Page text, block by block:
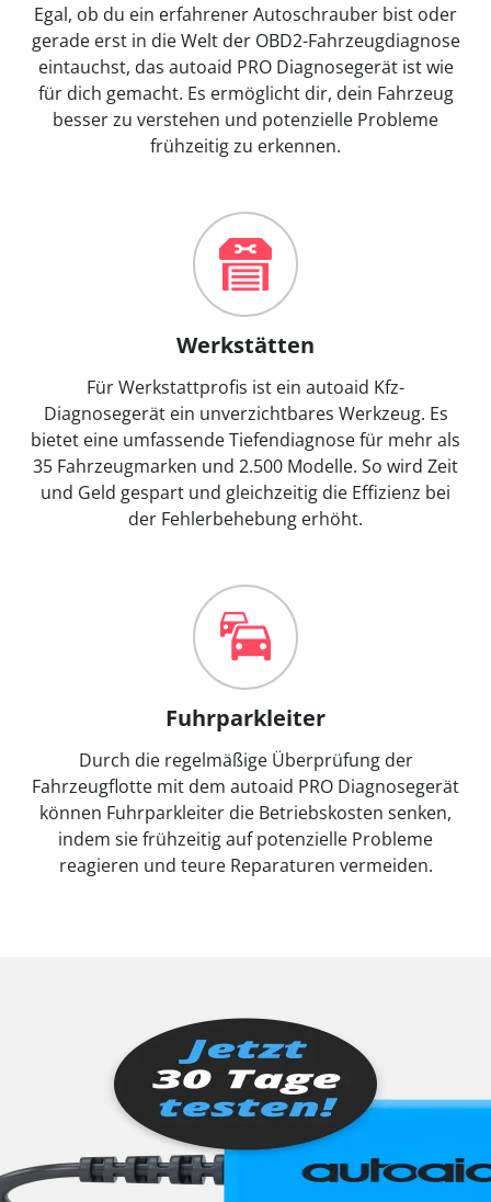
Egal, ob du ein erfahrener Autoschrauber bist oder
gerade erst in die Welt der OBD2-Fahrzeugdiagnose
eintauchst, das autoaid PRO Diagnosegerät ist wie
für dich gemacht. Es ermöglicht dir, dein Fahrzeug
besser zu verstehen und potenzielle Probleme
frühzeitig zu erkennen.
Werkstätten
Für Werkstattprofis ist ein autoaid Kfz-
Diagnosegerät ein unverzichtbares Werkzeug. Es
bietet eine umfassende Tiefendiagnose für mehr als
35 Fahrzeugmarken und 2.500 Modelle. So wird Zeit
und Geld gespart und gleichzeitig die Effizienz bei
der Fehlerbehebung erhöht.
Fuhrparkleiter
Durch die regelmäßige Überprüfung der
Fahrzeugflotte mit dem autoaid PRO Diagnosegerät
können Fuhrparkleiter die Betriebskosten senken,
indem sie frühzeitig auf potenzielle Probleme
reagieren und teure Reparaturen vermeiden.